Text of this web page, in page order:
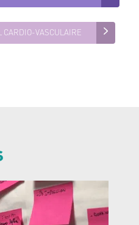
CARDIO-VASCULAIRE